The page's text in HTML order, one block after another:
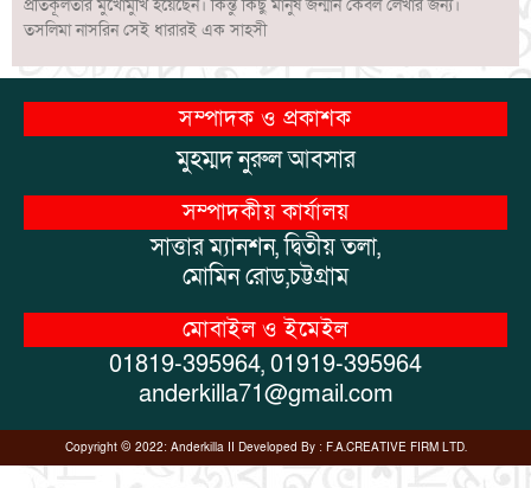
প্রতিকূলতার মুখোমুখি হয়েছেন। কিন্তু কিছু মানুষ জন্মান কেবল লেখার জন্য।
তসলিমা নাসরিন সেই ধারারই এক সাহসী
সম্পাদক ও প্রকাশক
মুহম্মদ নুরুল আবসার
সম্পাদকীয় কার্যালয়
সাত্তার ম্যানশন, দ্বিতীয় তলা,
মোমিন রোড,চট্টগ্রাম
মোবাইল ও ইমেইল
01819-395964, 01919-395964
anderkilla71@gmail.com
Copyright © 2022: Anderkilla II Developed By : F.A.CREATIVE FIRM LTD.